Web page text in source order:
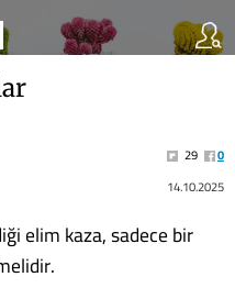
29
0
14.10.2025
elim kaza, sadece bir